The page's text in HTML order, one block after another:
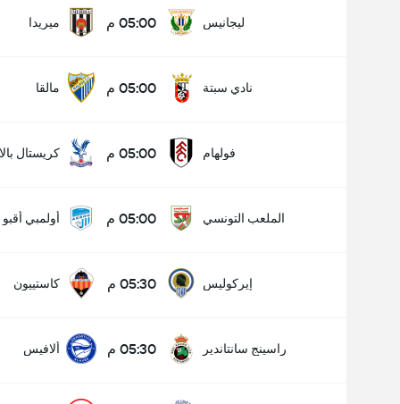
ليجانيس 05:00 م ميريدا
نادي سبتة 05:00 م مالقا
فولهام 05:00 م كريستال
الملعب التونسي 05:00 م أولمبي أقبو
إيركوليس 05:30 م كاستييون
راسينج سانتاندير 05:30 م ألافيس